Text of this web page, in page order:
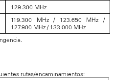
129.300 MHz
119.300 MHz / 123.650 MHz /
127.900 MHz / 133.000 MHz
rutas/encaminamientos: